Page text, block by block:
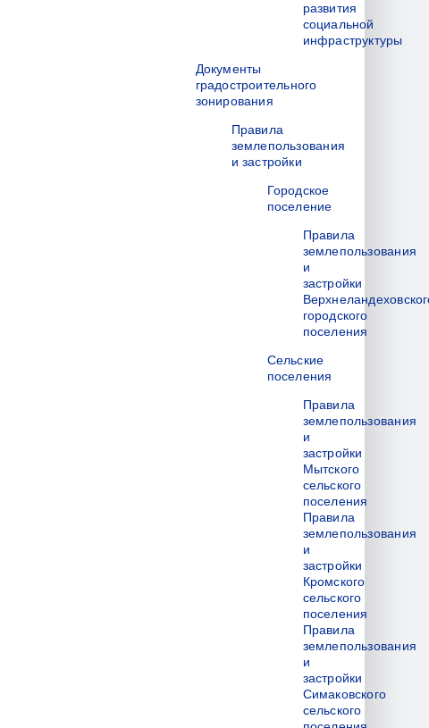
развития
социальной
инфраструктуры
Документы
градостроительного
зонирования
Правила
землепользования
и застройки
Городское
поселение
Правила
землепользования
и
застройки
городского
поселения
Сельские
поселения
Правила
землепользования
и
застройки
Мытского
сельского
поселения
Правила
землепользования
и
застройки
Кромского
сельского
поселения
Правила
землепользования
и
застройки
Симаковского
сельского